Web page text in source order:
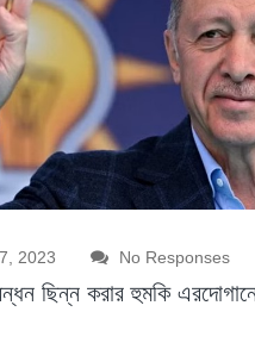
2023 No Responses
ছিন্ন করার হুমকি